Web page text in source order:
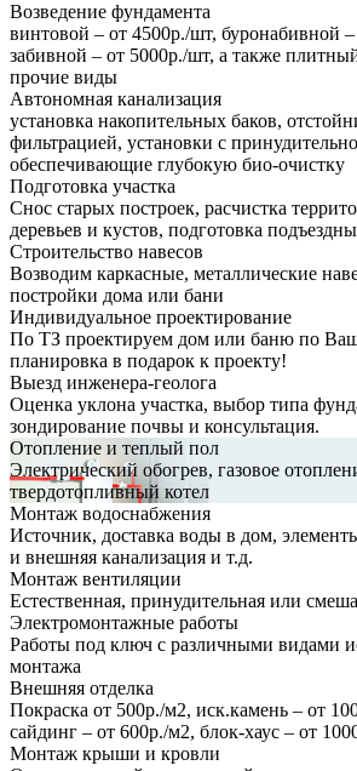
Возведение фундамента
винтовой – от 4500р./шт, буронабивной
забивной – от 5000р./шт, а также
прочие виды
Автономная канализация
установка накопительных баков,
фильтрацией, установки с
обеспечивающие глубокую био-очистку
Подготовка участка
Снос старых построек, расчистка
деревьев и кустов, подготовка
Строительство навесов
Возводим каркасные, металлические
постройки дома или бани
Индивидуальное проектирование
По ТЗ проектируем дом или баню по
планировка в подарок к проекту!
Выезд инженера-геолога
Оценка уклона участка, выбор типа
зондирование почвы и консультация.
Отопление и теплый пол
Электрический обогрев, газовое
твердотопливный котел
Монтаж водоснабжения
Источник, доставка воды в дом,
и внешняя канализация и т.д.
Монтаж вентиляции
Естественная, принудительная или
Электромонтажные работы
Работы под ключ с различными видами
монтажа
Внешняя отделка
Покраска от 500р./м2, иск.камень – от
сайдинг – от 600р./м2, блок-хаус – от
Монтаж крыши и кровли